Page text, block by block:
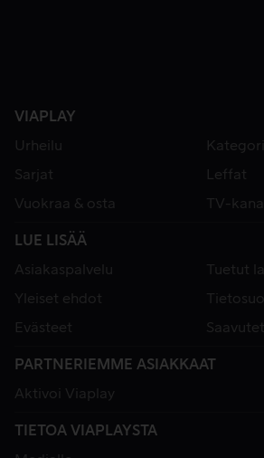
VIAPLAY
Urheilu
Sarjat
Leffat
Vuokraa & osta
TV-
LUE LISÄÄ
Asiakaspalvelu
Tuetut
Yleiset ehdot
Evästeet
PARTNERIEMME ASIAKKAAT
Aktivoi Viaplay
TIETOA VIAPLAYSTA